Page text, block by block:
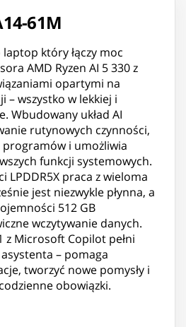
61M
który łączy moc
AMD Ryzen AI 5 330 z
opartymi na
– wszystko w lekkiej i
Wbudowany układ AI
rutynowych czynności,
i umożliwia
funkcji systemowych.
LPDDR5X praca z wieloma
jest niezwykle płynna, a
512 GB
wczytywanie danych.
z Microsoft Copilot pełni
– pomaga
tworzyć nowe pomysły i
obowiązki.